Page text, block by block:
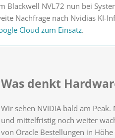
Blackwell NVL72 nun bei
Nachfrage nach Nvidias KI-
Cloud zum Einsatz.
Was denkt
Wir sehen NVIDIA bald am
und mittelfristig noch weiter
von Oracle Bestellungen in